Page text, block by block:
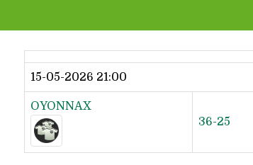
15-05-2026 21:00
OYONNAX
36-25